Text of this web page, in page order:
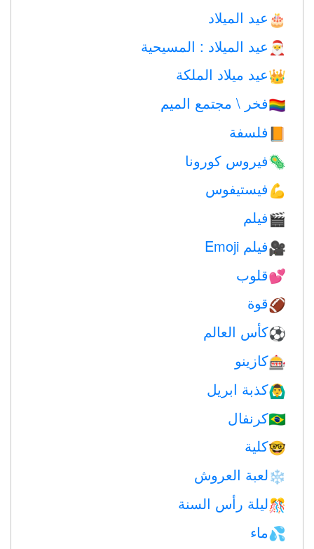
🎂 عيد الميلاد
🎅 عيد الميلاد : المسيحية
👑عيد ميلاد الملكة
🏳️‍🌈فخر \ مجتمع الميم
📙 فلسفة
🦠فيروس كورونا
💪 فيستيفوس
🎬فيلم
🎥فيلم Emoji
💕قلوب
🏈قوة
⚽كأس العالم
🎰كازينو
🙆‍♂️كذبة ابريل
🇧🇷كرنفال
🤓كلية
❄️لعبة العروش
🎊ليلة رأس السنة
💦ماء